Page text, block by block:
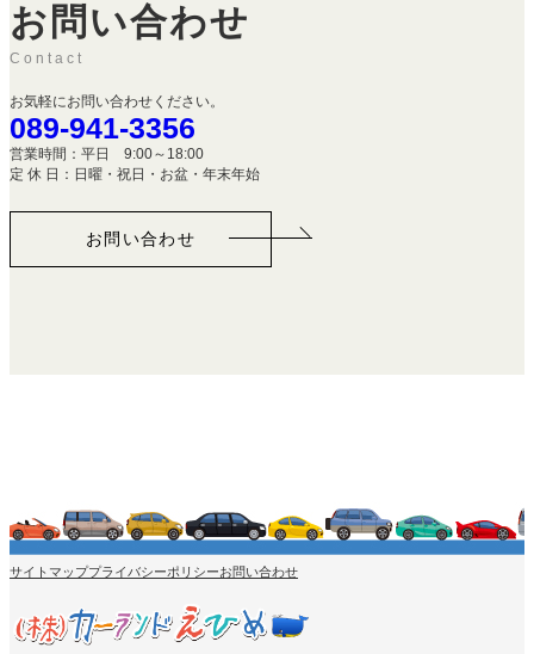
お問い合わせ
Contact
お気軽にお問い合わせください。
089-941-3356
営業時間：平日 9:00～18:00
定 休 日：日曜・祝日・お盆・年末年始
お問い合わせ
サイトマッププライバシーポリシーお問い合わせ